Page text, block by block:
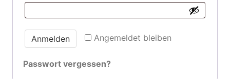
Angemeldet bleiben
Anmelden
Passwort vergessen?